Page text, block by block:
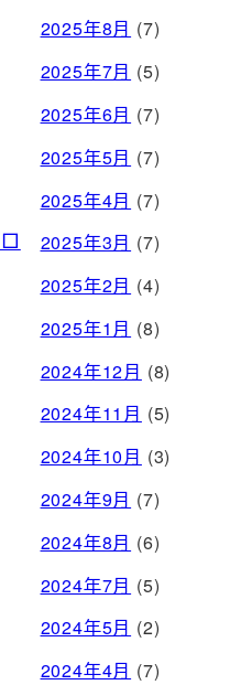
2025年8月 (7)
2025年7月 (5)
2025年6月 (7)
2025年5月 (7)
2025年4月 (7)
2025年3月 (7)
2025年2月 (4)
2025年1月 (8)
2024年12月 (8)
2024年11月 (5)
2024年10月 (3)
2024年9月 (7)
2024年8月 (6)
2024年7月 (5)
2024年5月 (2)
2024年4月 (7)